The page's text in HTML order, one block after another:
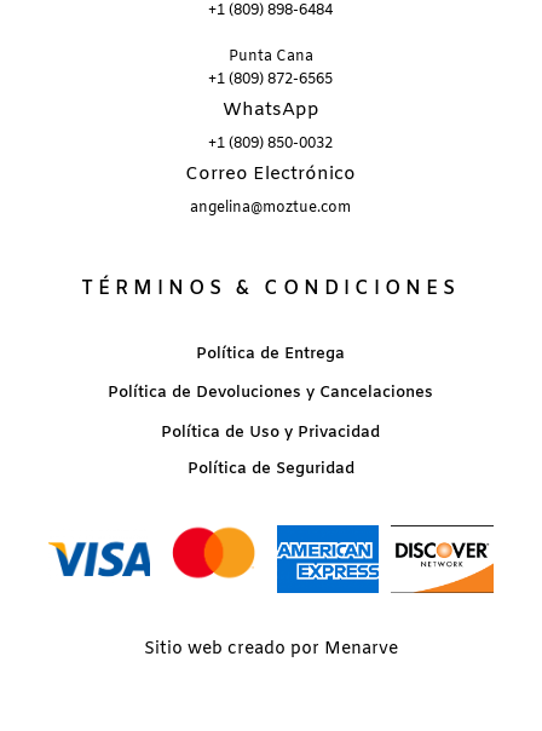
+1 (809) 898-6484
Punta Cana
+1 (809) 872-6565
WhatsApp
+1 (809) 850-0032
Correo Electrónico
angelina@moztue.com
TÉRMINOS & CONDICIONES
Política de Entrega
Política de Devoluciones y Cancelaciones
Política de Uso y Privacidad
Política de Seguridad
Sitio web creado por Menarve